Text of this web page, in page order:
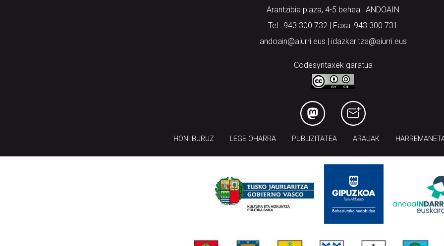
Arantzibia plaza, 4-5 behea | ANDOAIN
Tel.: 943 300 732 | Faxa: 943 300 731
andoain@aiurri.eus | idazkaritza@aiurri.eus
Codesyntaxek garatua
HONI BURUZ LEGE OHARRA PUBLIZITATEA ARAUAK